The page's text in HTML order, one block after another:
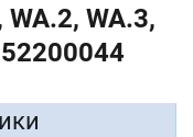
WA.3,